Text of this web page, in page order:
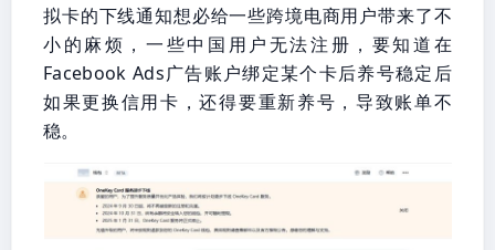
拟卡的下线通知想必给一些跨境电商用户带来了不
小的麻烦，一些中国用户无法注册，要知道在
Facebook Ads广告账户绑定某个卡后养号稳定后
如果更换信用卡，还得要重新养号，导致账单不
稳。